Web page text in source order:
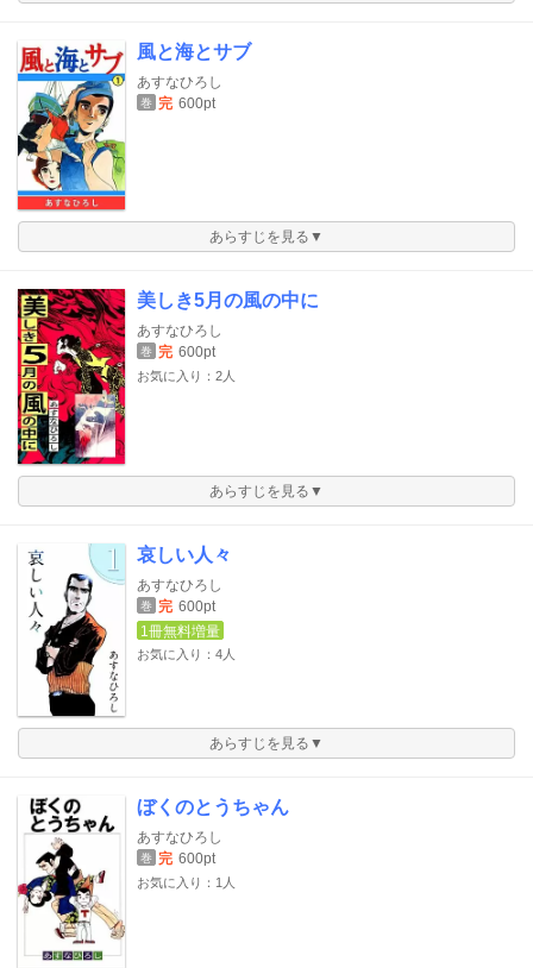
風と海とサブ
あすなひろし
巻 完 600pt
あらすじを見る▼
美しき5月の風の中に
あすなひろし
巻 完 600pt
お気に入り：2人
あらすじを見る▼
哀しい人々
あすなひろし
巻 完 600pt
1冊無料増量
お気に入り：4人
あらすじを見る▼
ぼくのとうちゃん
あすなひろし
巻 完 600pt
お気に入り：1人